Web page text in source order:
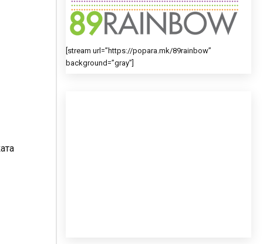
[stream url=”https://popara.mk/89rainbow”
background=”gray”]